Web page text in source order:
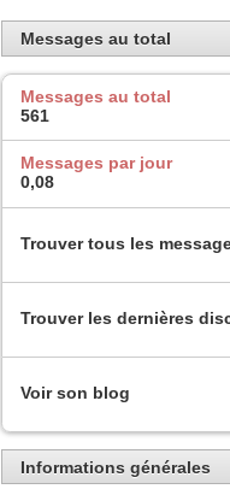
Messages au total
Messages au total
561
Messages par jour
0,08
Trouver tous les
Trouver les dernières
Voir son blog
Informations générales